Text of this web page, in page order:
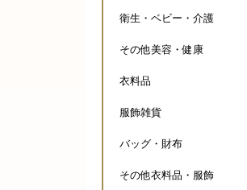
衛生・ベビー・介護
その他美容・健康
衣料品
服飾雑貨
バッグ・財布
その他衣料品・服飾